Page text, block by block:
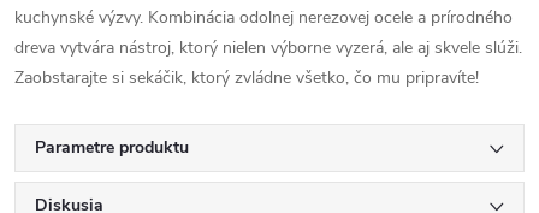
kuchynské výzvy. Kombinácia odolnej nerezovej ocele a prírodného
dreva vytvára nástroj, ktorý nielen výborne vyzerá, ale aj skvele slúži.
Zaobstarajte si sekáčik, ktorý zvládne všetko, čo mu pripravíte!
Parametre produktu
Diskusia